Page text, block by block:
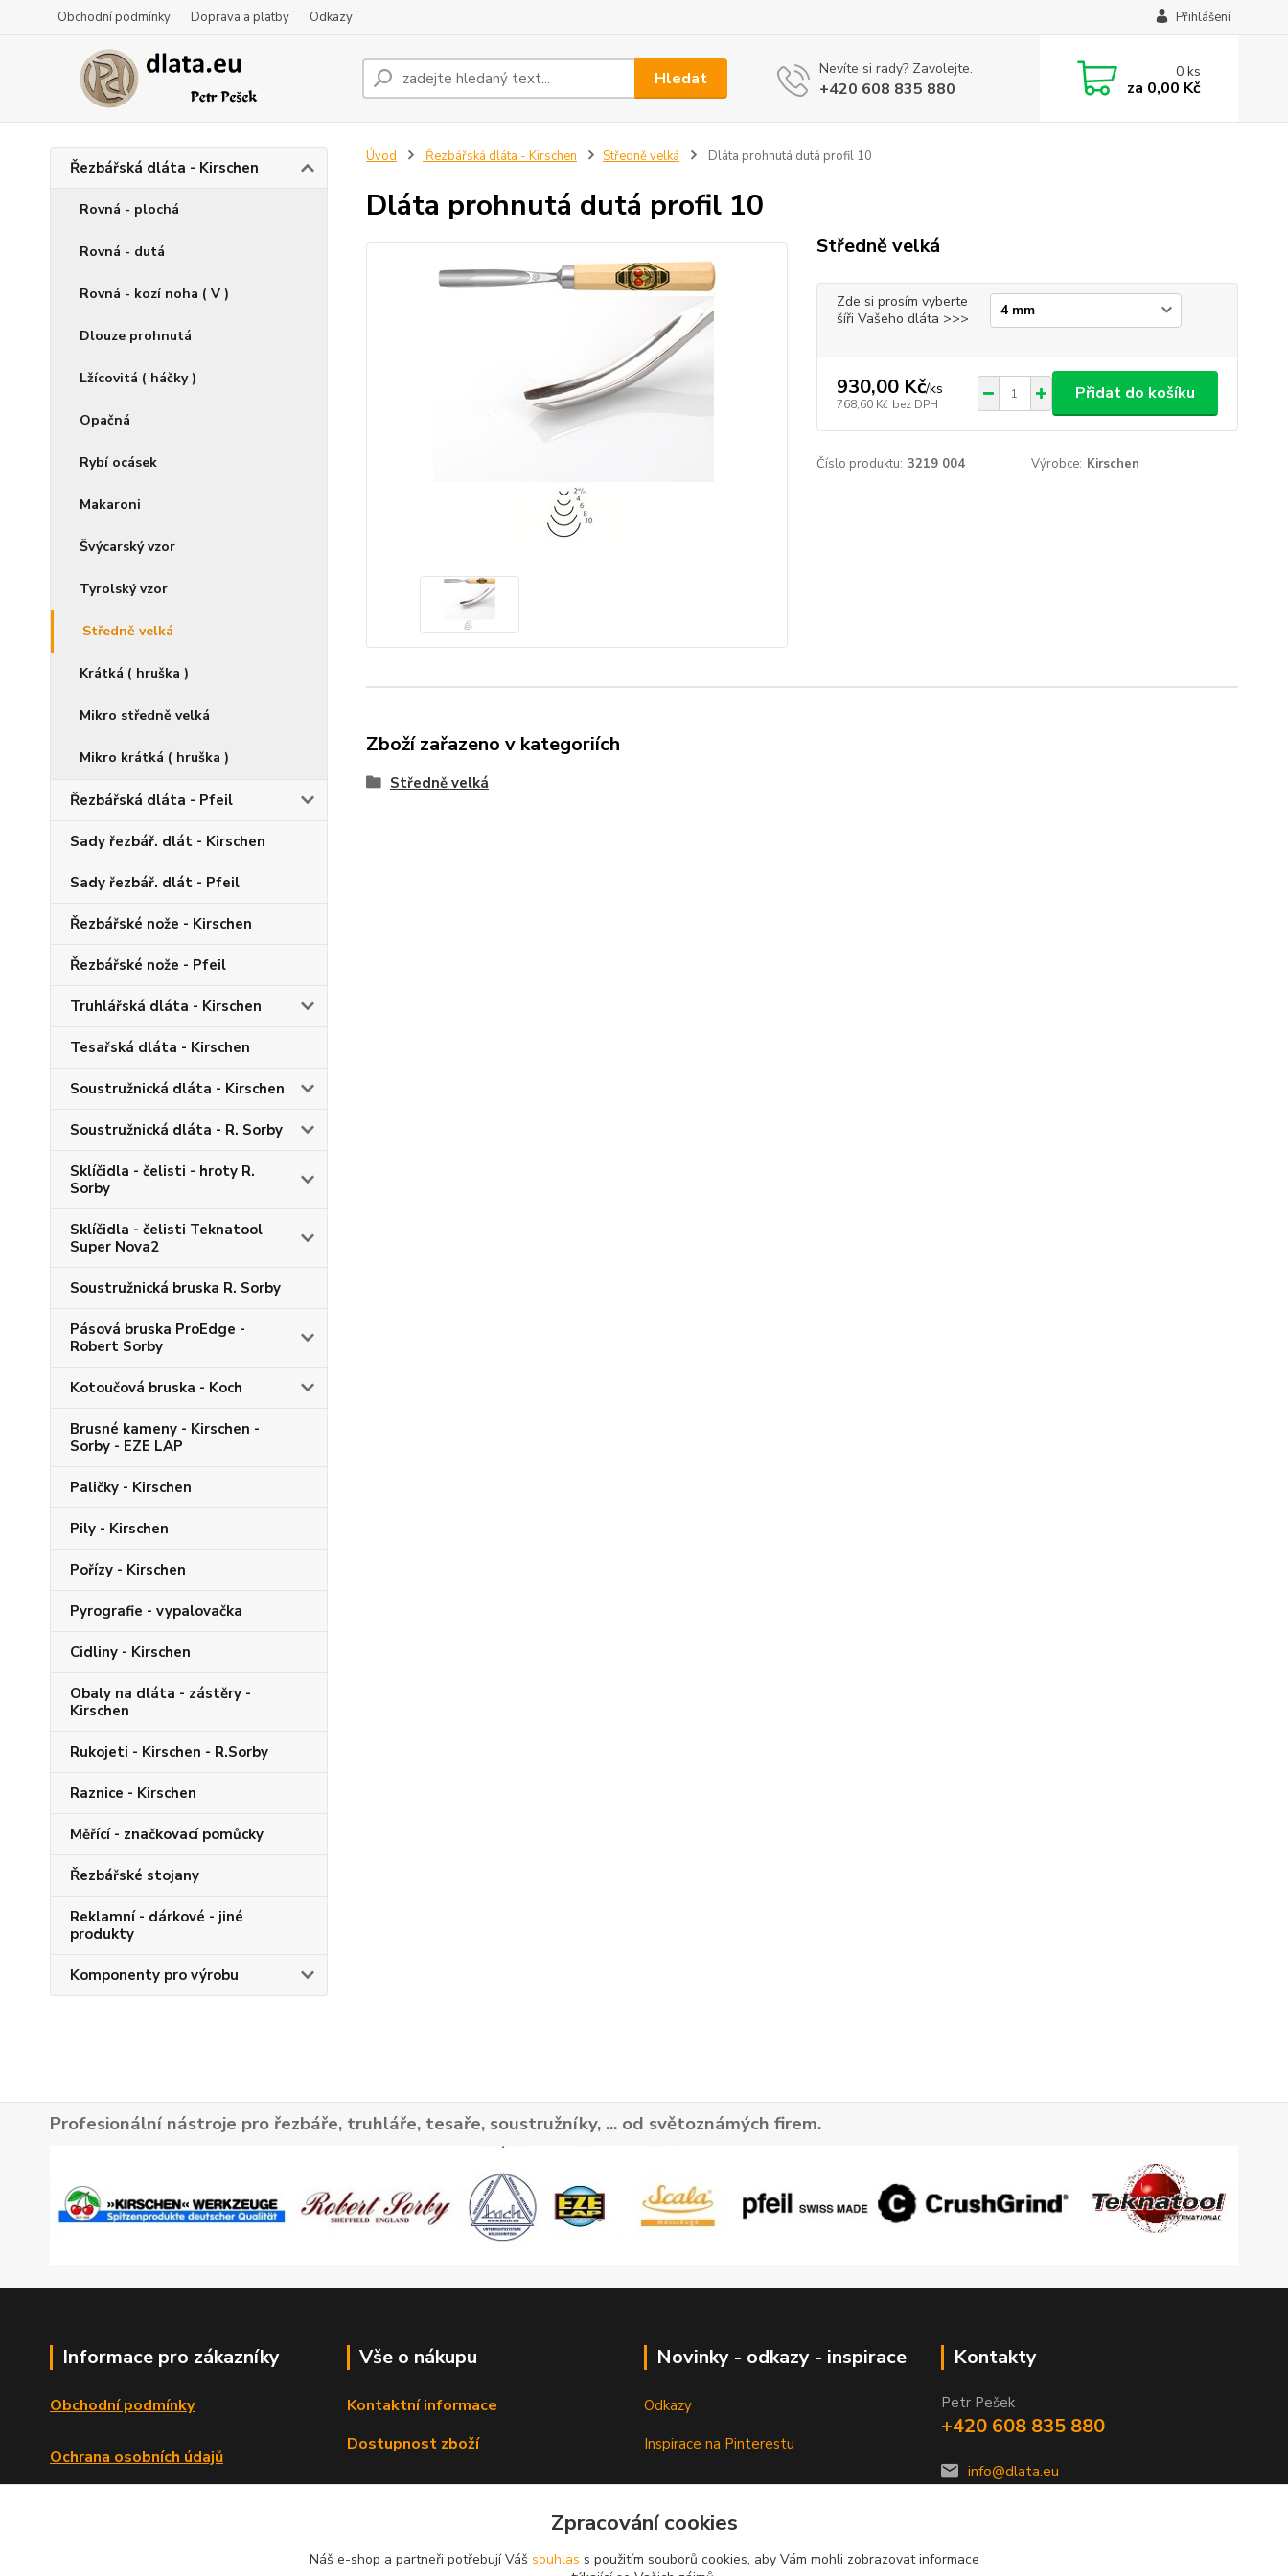
Obchodní podmínky Doprava a platby Odkazy Přihlášení
Hledat Nevíte si rady? Zavolejte.
+420 608 835 880
0ks
za 0,00 Kč
Řezbářská dláta - Kirschen
Rovná - plochá
Rovná - dutá
Rovná - kozí noha ( V )
Dlouze prohnutá
Lžícovitá ( háčky )
Opačná
Rybí ocásek
Makaroni
Švýcarský vzor
Tyrolský vzor
Středně velká
Krátká ( hruška )
Mikro středně velká
Mikro krátká ( hruška )
Řezbářská dláta - Pfeil
Sady řezbář. dlát - Kirschen
Sady řezbář. dlát - Pfeil
Řezbářské nože - Kirschen
Řezbářské nože - Pfeil
Truhlářská dláta - Kirschen
Tesařská dláta - Kirschen
Soustružnická dláta - Kirschen
Soustružnická dláta - R. Sorby
Sklíčidla - čelisti - hroty R.
Sorby
Sklíčidla - čelisti Teknatool
Super Nova2
Soustružnická bruska R. Sorby
Pásová bruska ProEdge -
Robert Sorby
Kotoučová bruska - Koch
Brusné kameny - Kirschen -
Sorby - EZE LAP
Paličky - Kirschen
Pily - Kirschen
Pořízy - Kirschen
Pyrografie - vypalovačka
Cidliny - Kirschen
Obaly na dláta - zástěry -
Kirschen
Rukojeti - Kirschen - R.Sorby
Raznice - Kirschen
Měřící - značkovací pomůcky
Řezbářské stojany
Reklamní - dárkové - jiné
produkty
Komponenty pro výrobu
Úvod Řezbářská dláta - Kirschen Středně velká Dláta prohnutá dutá profil 10
Dláta prohnutá dutá profil 10
Středně velká
Zde si prosím vyberte
šíři Vašeho dláta >>>
930,00 Kč/ks
768,60 Kč bez DPH
Přidat do košíku
Číslo produktu: 3219 004 Výrobce: Kirschen
Zboží zařazeno v kategoriích
Středně velká
Profesionální nástroje pro řezbáře, truhláře, tesaře, soustružníky, ... od světoznámých firem.
Informace pro zákazníky
Obchodní podmínky
Ochrana osobních údajů
Vše o nákupu
Kontaktní informace
Dostupnost zboží
Novinky - odkazy - inspirace
Odkazy
Inspirace na Pinterestu
Kontakty
Petr Pešek
+420 608 835 880
info@dlata.eu
Zpracování cookies
Náš e-shop a partneři potřebují Váš souhlas s použitím souborů cookies, aby Vám mohli zobrazovat informace